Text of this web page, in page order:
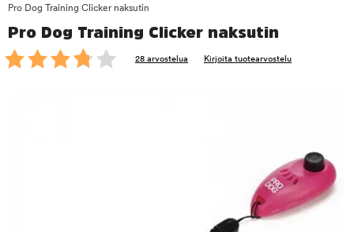
Pro Dog Training Clicker naksutin
Pro Dog Training Clicker naksutin
28 arvostelua Kirjoita tuotearvostelu
foo